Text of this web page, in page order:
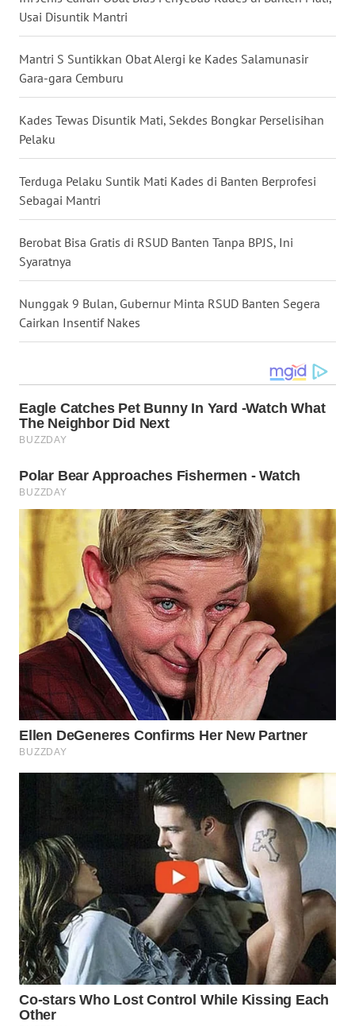
Usai Disuntik Mantri
Mantri S Suntikkan Obat Alergi ke Kades Salamunasir
Gara-gara Cemburu
Kades Tewas Disuntik Mati, Sekdes Bongkar Perselisihan
Pelaku
Terduga Pelaku Suntik Mati Kades di Banten Berprofesi
Sebagai Mantri
Berobat Bisa Gratis di RSUD Banten Tanpa BPJS, Ini
Syaratnya
Nunggak 9 Bulan, Gubernur Minta RSUD Banten Segera
Cairkan Insentif Nakes
WN
SULSEL
WN
GORONTALO
WN
SULUT
WN
MALUKU
WN
DAIRI
TOBA
WN
NIAS
WN
LANGKAT
WN
TAPANULI
TANJUNG
LESUNG
WN
KARO
WN
SIMALUNGUN